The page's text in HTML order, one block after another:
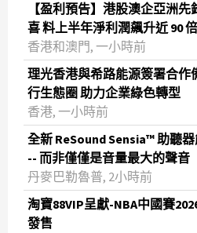
【盈利預告】港股澳企亞洲
喜 料上半年淨利潤飆升近 90 倍
香港和澳門, 一小時前
理光香港與希路能源簽署合作
行生態圈 助力企業綠色轉型
香港, 一小時前
全新 ReSound Sensia™ 助聽
-- 而非僅僅是音量最大的聲音
丹麥巴勒魯普, 2小時前
淘寶88VIP呈獻-NBA中國賽
發售